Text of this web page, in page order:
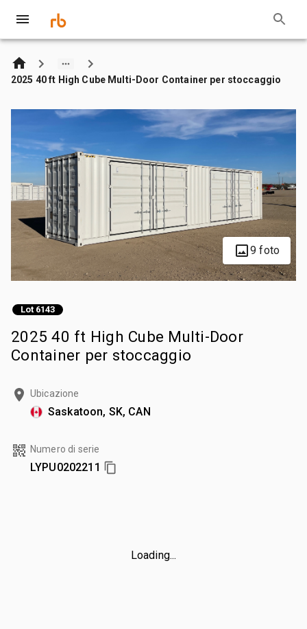
2025 40 ft High Cube Multi-Door Container per stoccaggio
9 foto
Lot 6143
2025 40 ft High Cube Multi-Door
Container per stoccaggio
Ubicazione
Saskatoon, SK, CAN
Numero di serie
LYPU0202211
Loading...